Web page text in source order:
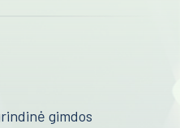
gimdos